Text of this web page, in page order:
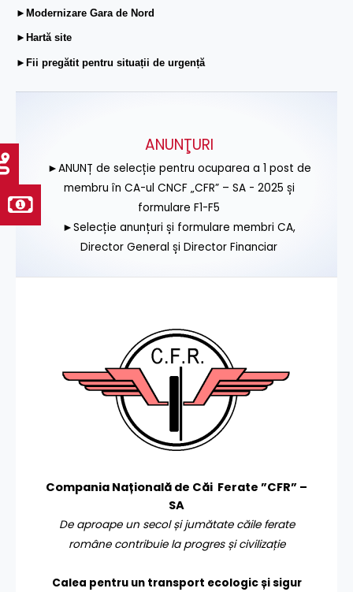
►Modernizare Gara de Nord
►Hartă site
►Fii pregătit pentru situații de urgență
ANUNŢURI
►ANUNȚ de selecție pentru ocuparea a 1 post de
membru în CA-ul CNCF „CFR” – SA - 2025 și
formulare F1-F5
►Selecție anunțuri și formulare membri CA,
Director General și Director Financiar
Compania Națională de Căi Ferate ”CFR” –
SA
De aproape un secol și jumătate căile ferate
române contribuie la progres și civilizație
Calea pentru un transport ecologic și sigur